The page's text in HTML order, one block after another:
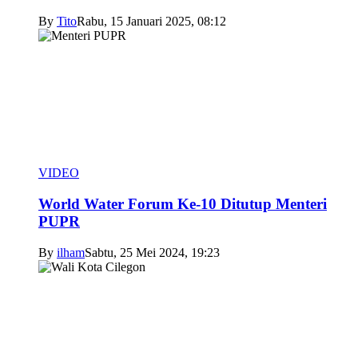
By TitoRabu, 15 Januari 2025, 08:12
VIDEO
World Water Forum Ke-10 Ditutup Menteri
PUPR
By ilhamSabtu, 25 Mei 2024, 19:23